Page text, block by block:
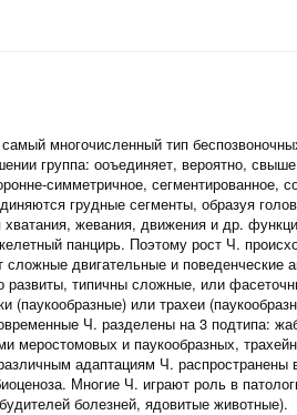
многочисленный тип
группа: ооъединяет, вероятно,
симметричное, сегментированное,
грудные сегменты, образуя
жевания, движения и др.
панцирь. Поэтому рост Ч.
двигательные и поведенческие
развиты, типичны сложные, или
(паукообразные) или трахеи
Ч. разделены на 3 подтипа:
меростомовых и паукообразных,
адаптациям Ч. распространены
Многие Ч. играют роль в
болезней, ядовитые животные).